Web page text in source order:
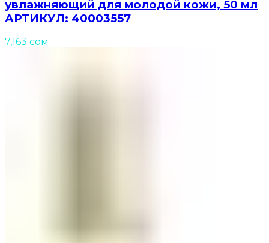
увлажняющий для молодой кожи, 50 мл
АРТИКУЛ: 40003557
7,163 сом